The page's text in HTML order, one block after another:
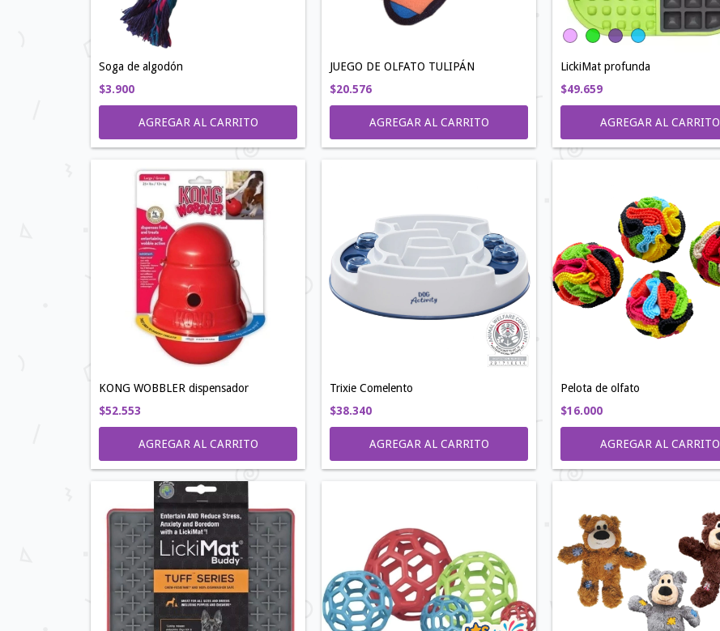
Soga de algodón
$3.900
AGREGAR AL CARRITO
JUEGO DE OLFATO TULIPÁN
$20.576
AGREGAR AL CARRITO
LickiMat profunda
$49.659
AGREGAR AL CARRITO
KONG WOBBLER dispensador
$52.553
AGREGAR AL CARRITO
Trixie Comelento
$38.340
Pelota de olfato
$16.000
AGREGAR AL CARRITO